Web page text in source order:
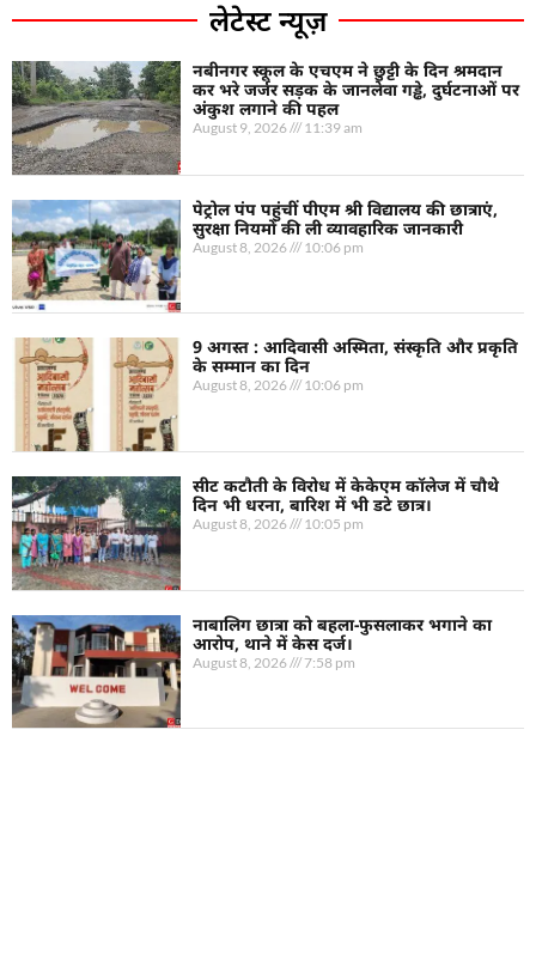
लेटेस्ट न्यूज़
नबीनगर स्कूल के एचएम ने छुट्टी के दिन श्रमदान
कर भरे जर्जर सड़क के जानलेवा गड्ढे, दुर्घटनाओं पर
अंकुश लगाने की पहल
August 9, 2026 11:39 am
पेट्रोल पंप पहुंचीं पीएम श्री विद्यालय की छात्राएं,
सुरक्षा नियमों की ली व्यावहारिक जानकारी
August 8, 2026 10:06 pm
9 अगस्त : आदिवासी अस्मिता, संस्कृति और प्रकृति
के सम्मान का दिन
August 8, 2026 10:06 pm
सीट कटौती के विरोध में केकेएम कॉलेज में चौथे
दिन भी धरना, बारिश में भी डटे छात्र।
August 8, 2026 10:05 pm
नाबालिग छात्रा को बहला-फुसलाकर भगाने का
आरोप, थाने में केस दर्ज।
August 8, 2026 7:58 pm